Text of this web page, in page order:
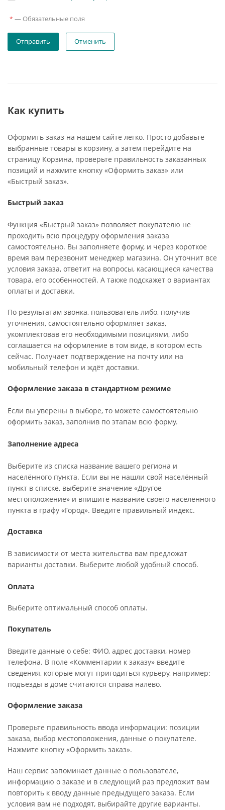
* — Обязательные поля
Отменить
Как купить
Оформить заказ на нашем сайте легко. Просто добавьте
выбранные товары в корзину, а затем перейдите на
страницу Корзина, проверьте правильность заказанных
позиций и нажмите кнопку «Оформить заказ» или
«Быстрый заказ».
Быстрый заказ
Функция «Быстрый заказ» позволяет покупателю не
проходить всю процедуру оформления заказа
самостоятельно. Вы заполняете форму, и через короткое
время вам перезвонит менеджер магазина. Он уточнит все
условия заказа, ответит на вопросы, касающиеся качества
товара, его особенностей. А также подскажет о вариантах
оплаты и доставки.
По результатам звонка, пользователь либо, получив
уточнения, самостоятельно оформляет заказ,
укомплектовав его необходимыми позициями, либо
соглашается на оформление в том виде, в котором есть
сейчас. Получает подтверждение на почту или на
мобильный телефон и ждёт доставки.
Оформление заказа в стандартном режиме
Если вы уверены в выборе, то можете самостоятельно
оформить заказ, заполнив по этапам всю форму.
Заполнение адреса
Выберите из списка название вашего региона и
населённого пункта. Если вы не нашли свой населённый
пункт в списке, выберите значение «Другое
местоположение» и впишите название своего населённого
пункта в графу «Город». Введите правильный индекс.
Доставка
В зависимости от места жительства вам предложат
варианты доставки. Выберите любой удобный способ.
Оплата
Выберите оптимальный способ оплаты.
Покупатель
Введите данные о себе: ФИО, адрес доставки, номер
телефона. В поле «Комментарии к заказу» введите
сведения, которые могут пригодиться курьеру, например:
подъезды в доме считаются справа налево.
Оформление заказа
Проверьте правильность ввода информации: позиции
заказа, выбор местоположения, данные о покупателе.
Нажмите кнопку «Оформить заказ».
Наш сервис запоминает данные о пользователе,
информацию о заказе и в следующий раз предложит вам
повторить к вводу данные предыдущего заказа. Если
условия вам не подходят, выбирайте другие варианты.